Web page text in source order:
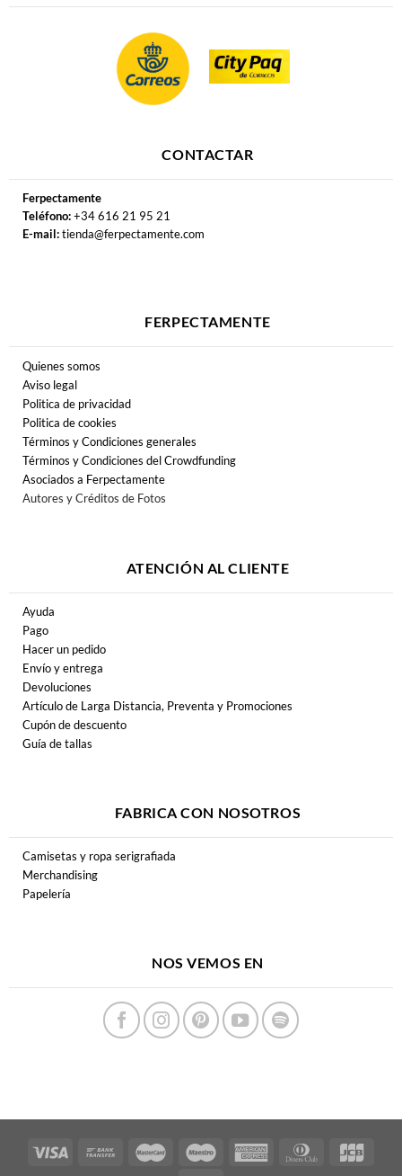
CONTACTAR
Ferpectamente
Teléfono:+34 616 21 95 21
E-mail:tienda@ferpectamente.com
FERPECTAMENTE
Quienes somos
Aviso legal
Politica de privacidad
Politica de cookies
Términos y Condiciones generales
Términos y Condiciones del Crowdfunding
Asociados a Ferpectamente
Autores y Créditos de Fotos
ATENCIÓN AL CLIENTE
Ayuda
Pago
Hacer un pedido
Envío y entrega
Devoluciones
Artículo de Larga Distancia, Preventa y Promociones
Cupón de descuento
Guía de tallas
FABRICA CON NOSOTROS
Camisetas y ropa serigrafiada
Merchandising
Papelería
NOS VEMOS EN